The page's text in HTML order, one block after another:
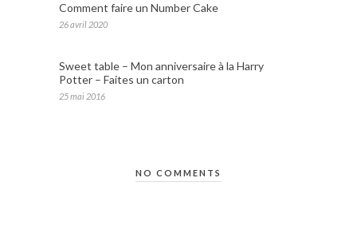
Comment faire un Number Cake
26 avril 2020
Sweet table – Mon anniversaire à la Harry
Potter – Faites un carton
25 mai 2016
NO COMMENTS